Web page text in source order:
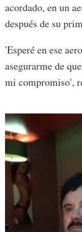
acordado, en un
después de su
'Esperé en ese
asegurarme de
mi compromiso',